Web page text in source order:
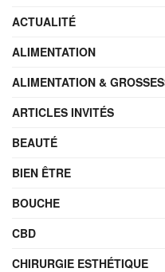
ACTUALITÉ
ALIMENTATION
ALIMENTATION &
ARTICLES INVITÉS
BEAUTÉ
BIEN ÊTRE
BOUCHE
CBD
CHIRURGIE ESTHÉTIQUE